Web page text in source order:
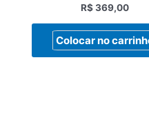
R$369,00
Colocar no